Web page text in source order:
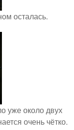
осталась.
уже около двух
очень чётко.